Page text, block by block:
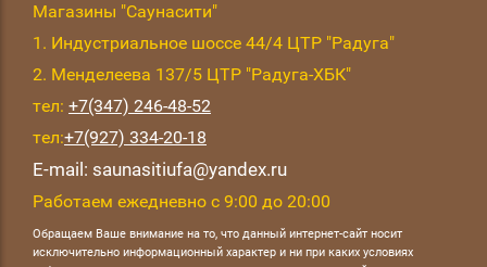
Магазины "Саунасити"
1. Индустриальное шоссе 44/4 ЦТР "Радуга"
2. Менделеева 137/5 ЦТР "Радуга-ХБК"
тел: +7(347) 246-48-52
тел:+7(927) 334-20-18
E-mail: saunasitiufa@yandex.ru
Работаем ежедневно с 9:00 до 20:00
Обращаем Ваше внимание на то, что данный интернет-сайт носит
исключительно информационный характер и ни при каких условиях